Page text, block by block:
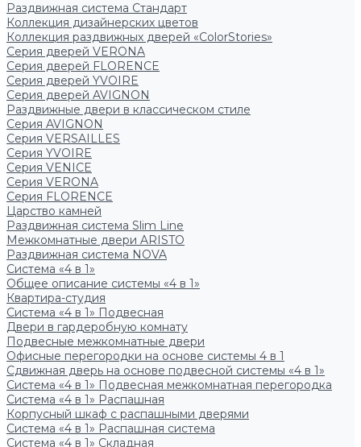
Раздвижная система Стандарт
Коллекция дизайнерских цветов
Коллекция раздвижных дверей «ColorStories»
Серия дверей VERONA
Серия дверей FLORENCE
Серия дверей YVOIRE
Серия дверей AVIGNON
Раздвижные двери в классическом стиле
Серия AVIGNON
Серия VERSAILLES
Серия YVOIRE
Серия VENICE
Серия VERONA
Серия FLORENCE
Царство камней
Раздвижная система Slim Line
Межкомнатные двери ARISTO
Раздвижная система NOVA
Система «4 в 1»
Общее описание системы «4 в 1»
Квартира-студия
Система «4 в 1» Подвесная
Двери в гардеробную комнату
Подвесные межкомнатные двери
Офисные перегородки на основе системы 4 в 1
Сдвижная дверь на основе подвесной системы «4 в 1»
Система «4 в 1» Подвесная межкомнатная перегородка
Система «4 в 1» Распашная
Корпусный шкаф с распашными дверями
Система «4 в 1» Распашная система
Система «4 в 1» Складная